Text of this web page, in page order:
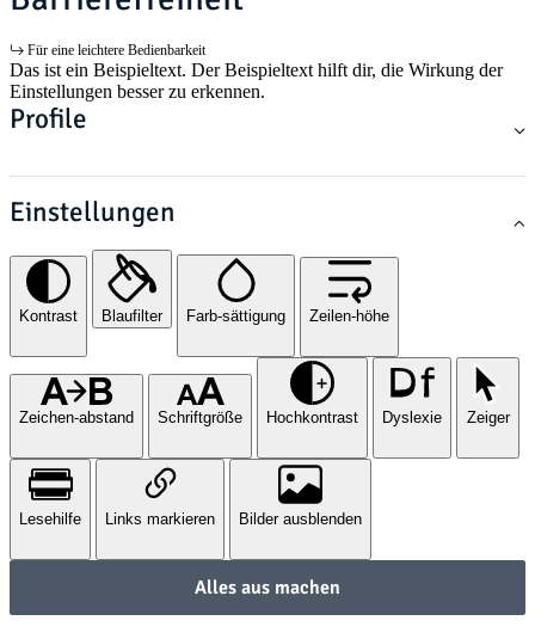
Für eine leichtere Bedienbarkeit
Das ist ein Beispieltext. Der Beispieltext hilft dir, die Wirkung der
Einstellungen besser zu erkennen.
Profile
Einstellungen
Kontrast Blaufilter Farb-sättigung Zeilen-höhe
Zeichen-abstand Schriftgröße Hochkontrast Dyslexie Zeiger
Lesehilfe Links markieren Bilder ausblenden
Alles aus machen